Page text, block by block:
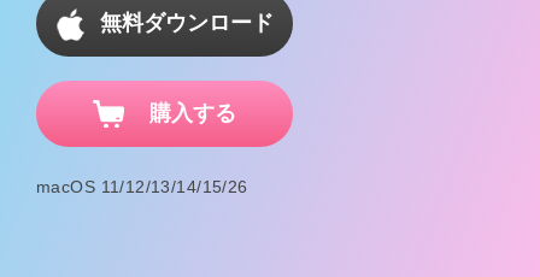
無料ダウンロード
購入する
macOS 11/12/13/14/15/26